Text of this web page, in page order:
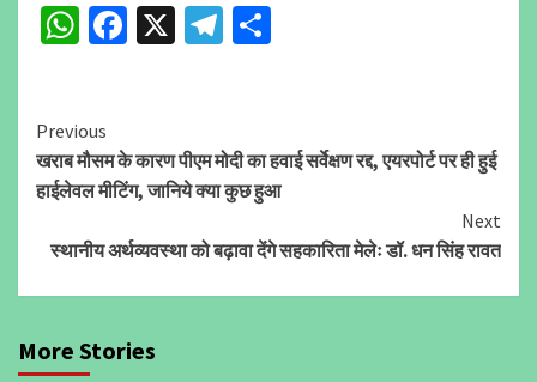
WhatsApp
Facebook
X Telegram
Continue
Reading
Previous
खराब मौसम के कारण पीएम मोदी का हवाई सर्वेक्षण रद्द, एयरपोर्ट पर ही हुई
हाईलेवल मीटिंग, जानिये क्या कुछ हुआ
Next
स्थानीय अर्थव्यवस्था को बढ़ावा देंगे सहकारिता मेलेः डॉ. धन सिंह रावत
More Stories